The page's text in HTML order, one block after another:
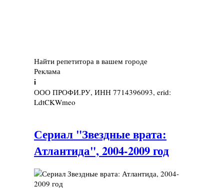
Найти репетитора в вашем городе
Реклама
i
ООО ПРОФИ.РУ, ИНН 7714396093, erid:
LdtCKWmeo
Сериал "Звездные врата:
Атлантида", 2004-2009 год